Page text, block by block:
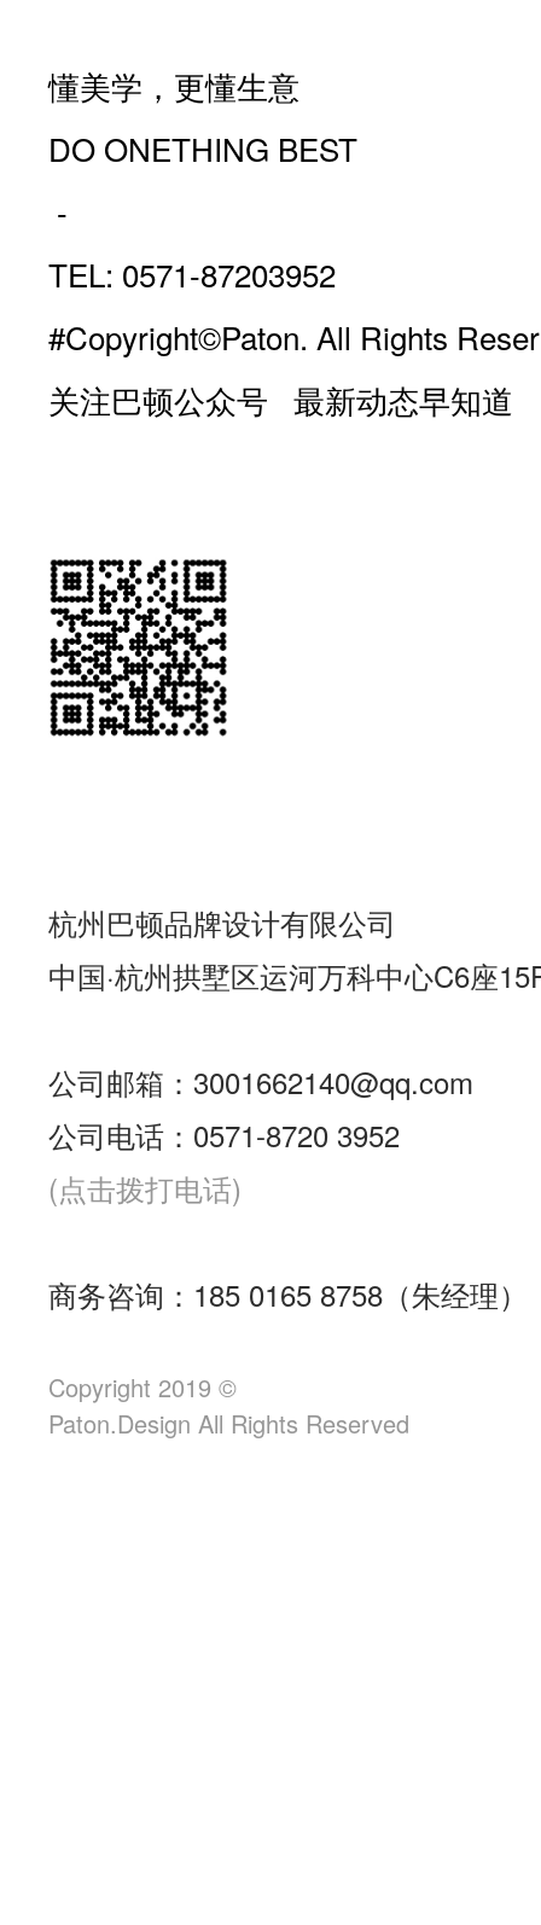
懂美学，更懂生意
DO ONETHING BEST
-
TEL: 0571-87203952
#Copyright©Paton. All Rights
关注巴顿公众号 最新动态早知道
杭州巴顿品牌设计有限公司
中国·杭州拱墅区运河万科中心C6座
公司邮箱：3001662140@qq.com
公司电话：0571-8720 3952
(点击拨打电话)
商务咨询：185 0165 8758（朱经理）
Copyright 2019 ©
Paton.Design All Rights Reserved